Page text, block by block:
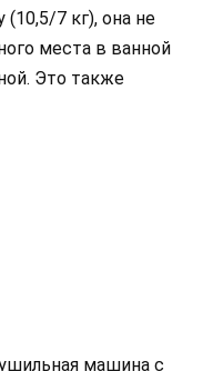
7 кг), она не
места в ванной
Это также
машина с